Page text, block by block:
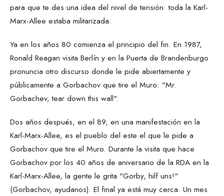
para que te des una idea del nivel de tensión: toda la Karl-
Marx-Allee estaba militarizada.
Ya en los años 80 comienza el principio del fin. En 1987,
Ronald Reagan visita Berlín y en la Puerta de Brandenburgo
pronuncia otro discurso donde le pide abiertamente y
públicamente a Gorbachov que tire el Muro: "Mr.
Gorbachev, tear down this wall".
Dos años después, en el 89, en una manifestación en la
Karl-Marx-Allee, es el pueblo del este el que le pide a
Gorbachov que tire el Muro. Durante la visita que hace
Gorbachov por los 40 años de aniversario de la RDA en la
Karl-Marx-Allee, la gente le grita "Gorby, hilf uns!"
(Gorbachov, ayudanos). El final ya está muy cerca. Un mes